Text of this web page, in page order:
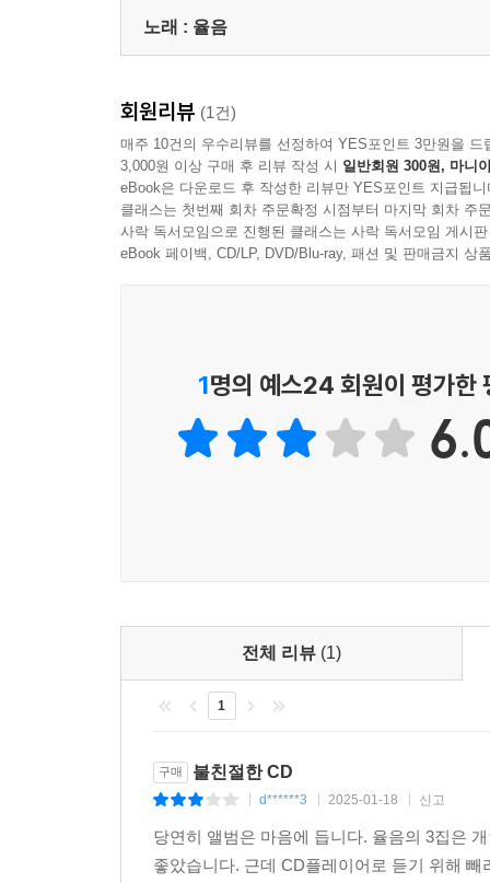
노래 : 율음
회원리뷰 (1건)
매주 10건의 우수리뷰를 선정하여 YES포인트 3만원을 드
3,000원 이상 구매 후 리뷰 작성 시 일반회원 300원, 마니
eBook은 다운로드 후 작성한 리뷰만 YES포인트 지급됩니
클래스는 첫번째 회차 주문확정 시점부터 마지막 회차 주
사락 독서모임으로 진행된 클래스는 사락 독서모임 게시
eBook 페이백, CD/LP, DVD/Blu-ray, 패션 및 판매금지 상
1명의 예스24 회원이 평가한
전체 리뷰 (1)
1
구매 불친절한 CD
d******3 2025-01-18 신고
당연히 앨범은 마음에 듭니다. 율음의 3집은
좋았습니다. 근데 CD플레이어로 듣기 위해